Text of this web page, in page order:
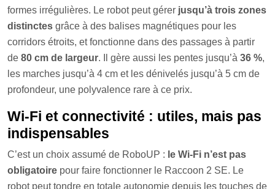
formes irrégulières. Le robot peut gérer jusqu’à trois zones
distinctes grâce à des balises magnétiques pour les
corridors étroits, et fonctionne dans des passages à partir
de 80 cm de largeur. Il gère aussi les pentes jusqu’à 36 %,
les marches jusqu’à 4 cm et les dénivelés jusqu’à 5 cm de
profondeur, une polyvalence rare à ce prix.
Wi-Fi et connectivité : utiles, mais pas
indispensables
C’est un choix assumé de RoboUP : le Wi-Fi n’est pas
obligatoire pour faire fonctionner le Raccoon 2 SE. Le
robot peut tondre en totale autonomie depuis les touches de